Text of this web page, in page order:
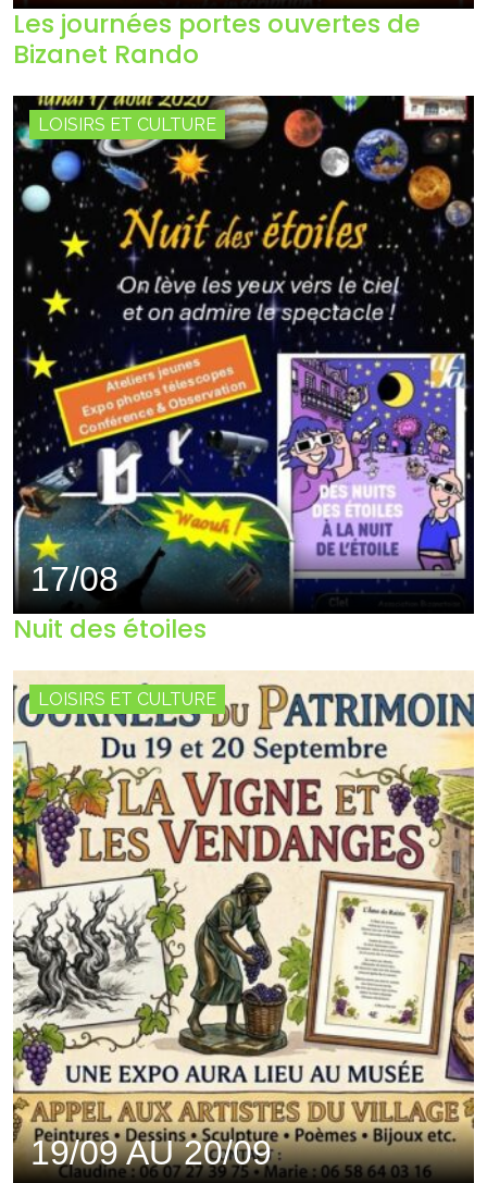
Les journées portes ouvertes de
Bizanet Rando
LOISIRS ET CULTURE
17/08
Nuit des étoiles
LOISIRS ET CULTURE
19/09 AU 20/09